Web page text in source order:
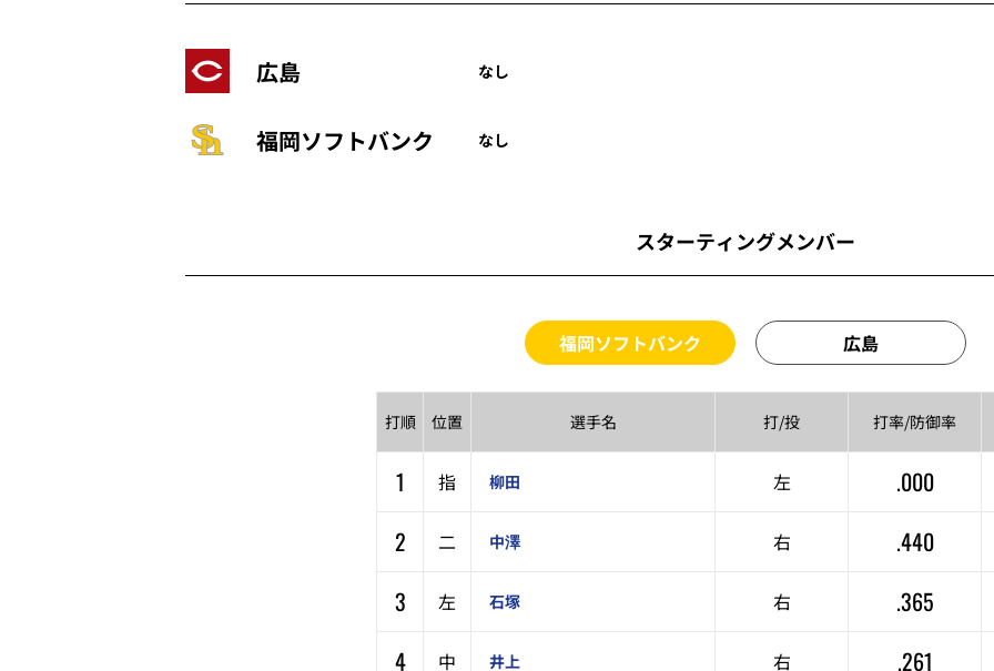
広島 なし
福岡ソフトバンク なし
スターティングメンバー
福岡ソフトバンク 広島
打順 位置 選手名 打/投 打率/防御率
1 指 柳田 左
.000
2
二 中澤 右
.440
3
左 石塚 右
.365
4
中 井上 右
.261